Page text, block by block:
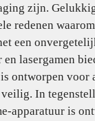
zijn.
redenen
een
en lasergamen
ontworpen voor
In
apparatuur is